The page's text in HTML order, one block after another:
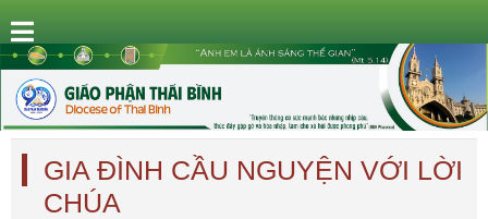
GIA ĐÌNH CẦU NGUYỆN VỚI LỜI
CHÚA